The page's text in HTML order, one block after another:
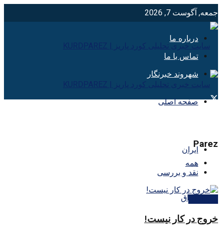
جمعه, آگوست 7, 2026
درباره ما
تماس با ما
شهروند خبرنگار
صفحه اصلی
ایران
عراق
Parez
همه
نقد و بررسی
خروج در کار نیست!